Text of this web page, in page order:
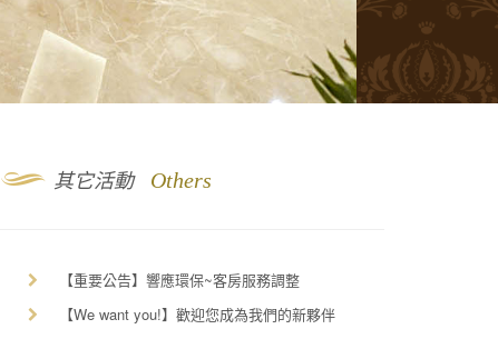
9 其它活動 Others
【重要公告】響應環保~客房服務調整
【We want you!】歡迎您成為我們的新夥伴